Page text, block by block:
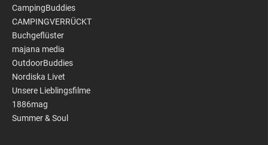
CampingBuddies
CAMPINGVERRÜCKT
Buchgeflüster
majana media
OutdoorBuddies
Nordiska Livet
Unsere Lieblingsfilme
1886mag
Summer & Soul